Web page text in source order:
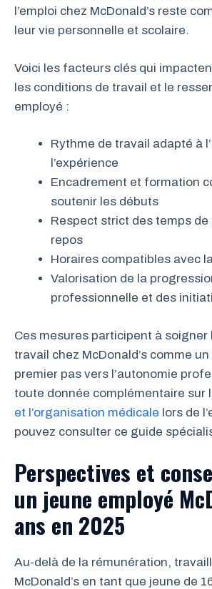
l’emploi chez McDonald’s reste
leur vie personnelle et scolaire.
Voici les facteurs clés qui
les conditions de travail et le
employé :
Rythme de travail adapté à
l’expérience
Encadrement et formation
soutenir les débuts
Respect strict des temps de
repos
Horaires compatibles avec
Valorisation de la
professionnelle et des
Ces mesures participent à soigner
travail chez McDonald’s comme
premier pas vers l’autonomie
toute donnée complémentaire sur
et l’organisation médicale lors de
pouvez consulter ce guide
Perspectives et
un jeune employé
ans en 2025
Au-delà de la rémunération,
McDonald’s en tant que jeune de